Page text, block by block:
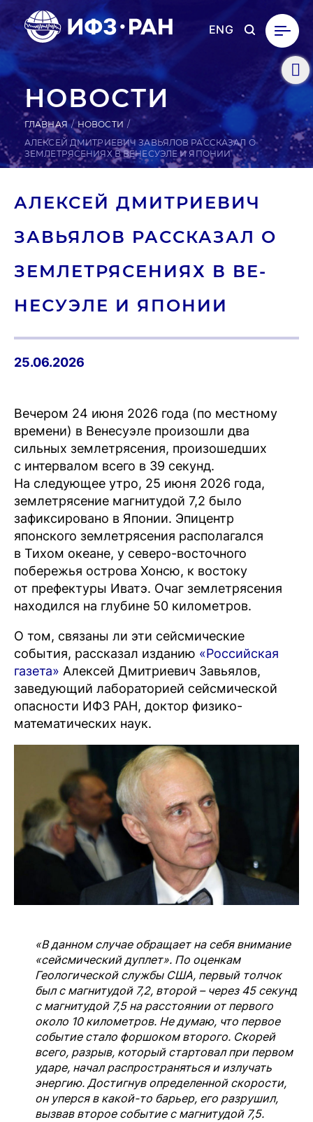
ENG
НОВОСТИ
ГЛАВНАЯ
НОВОСТИ
АЛЕКСЕЙ ДМИТРИЕВИЧ ЗАВЬЯЛОВ РАССКАЗАЛ О
ЗЕМЛЕТРЯСЕНИЯХ В ВЕНЕСУЭЛЕ И ЯПОНИИ
АЛЕКСЕЙ ДМИТ­РИ­ЕВИЧ
ЗАВЬ­ЯЛОВ РАС­СКА­ЗАЛ О
ЗЕМ­ЛЕТРЯ­СЕНИ­ЯХ В ВЕ­
НЕСУ­ЭЛЕ И ЯПОНИИ
25.06.2026
Вечером 24 июня 2026 года (по местному
времени) в Венесуэле произошли два
сильных землетрясения, произошедших
с интервалом всего в 39 секунд.
На следующее утро, 25 июня 2026 года,
землетрясение магнитудой 7,2 было
зафиксировано в Японии. Эпицентр
японского землетрясения располагался
в Тихом океане, у северо-восточного
побережья острова Хонсю, к востоку
от префектуры Иватэ. Очаг землетрясения
находился на глубине 50 километров.
О том, связаны ли эти сейсмические
события, рассказал изданию «Российская
газета» Алексей Дмитриевич Завьялов,
заведующий лабораторией сейсмической
опасности ИФЗ РАН, доктор физико-
математических наук.
«В данном случае обращает на себя внимание
«сейсмический дуплет». По оценкам
Геологической службы США, первый толчок
был с магнитудой 7,2, второй – через 45 секунд
с магнитудой 7,5 на расстоянии от первого
около 10 километров. Не думаю, что первое
событие стало форшоком второго. Скорей
всего, разрыв, который стартовал при первом
ударе, начал распространяться и излучать
энергию. Достигнув определенной скорости,
он уперся в какой-то барьер, его разрушил,
вызвав второе событие с магнитудой 7,5.